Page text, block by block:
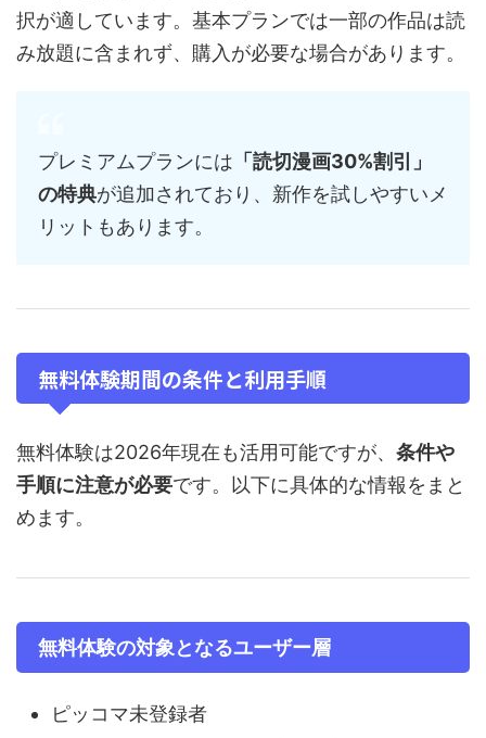
択が適しています。基本プランでは一部の作品は読
み放題に含まれず、購入が必要な場合があります。
プレミアムプランには 「読切漫画30%割引」
の特典が追加されており、新作を試しやすいメ
リットもあります。
無料体験期間の条件と利用手順
無料体験は2026年現在も活用可能ですが、 条件や
手順に注意が必要です。以下に具体的な情報をまと
めます。
無料体験の対象となるユーザー層
ピッコマ未登録者